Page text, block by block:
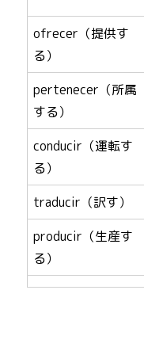
ofrecer（提供す
る）
pertenecer（所属
する）
conducir（運転す
る）
traducir（訳す）
producir（生産す
る）